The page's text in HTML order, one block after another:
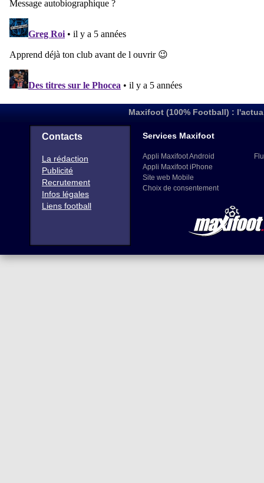
Maxifoot (100% Football) :
Contacts
La rédaction
Publicité
Recrutement
Infos légales
Liens football
Services Maxifoot
Appli Maxifoot Android
Appli Maxifoot iPhone
Site web Mobile
Choix de consentement